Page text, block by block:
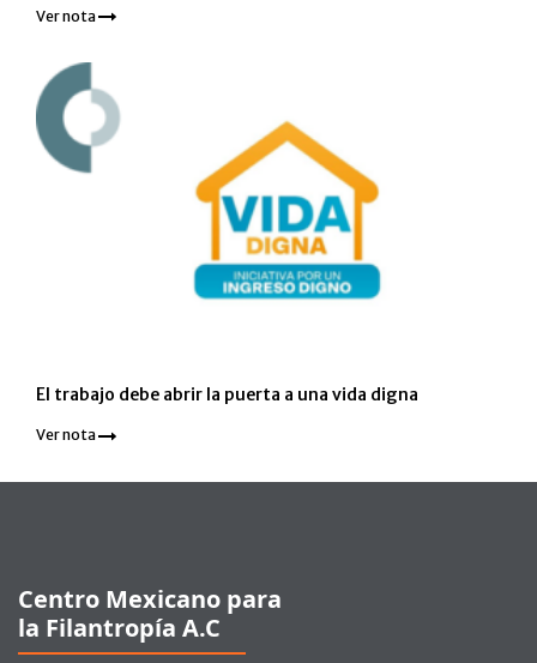
Ver nota
El trabajo debe abrir la puerta a una vida digna
Ver nota
Centro Mexicano para
la Filantropía A.C